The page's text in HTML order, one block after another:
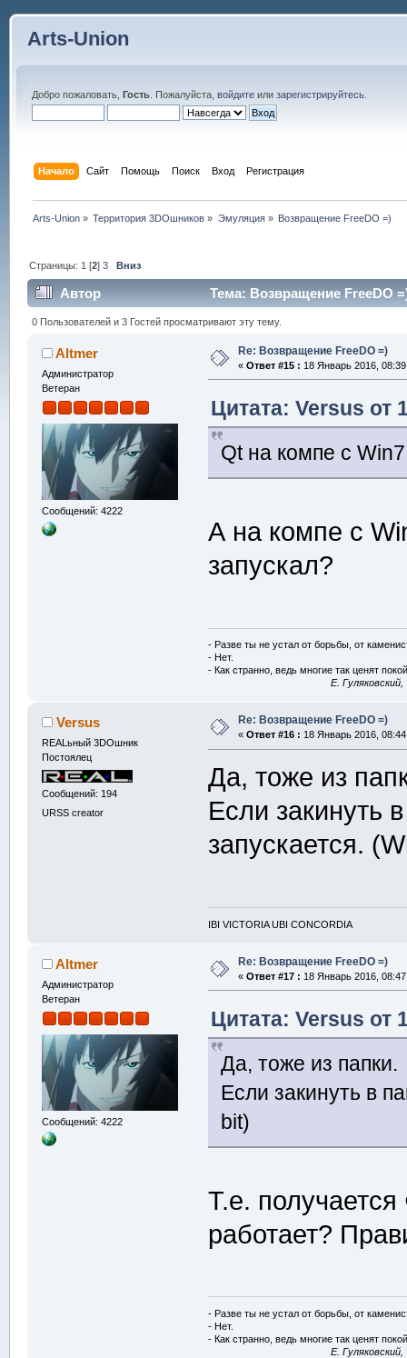
Arts-Union
Добро пожаловать, Гость. Пожалуйста, войдитеили зарегистрируйтесь.
Начало Сайт Помощь Поиск Вход Регистрация
Arts-Union » Территория 3DOшников » Эмуляция» Возвращение FreeDO =)
Страницы: 1 [2]3 Вниз
Автор Тема: Возвращение FreeDO
0 Пользователей и 3 Гостей просматривают эту тему.
Altmer
Администратор
Ветеран
Сообщений: 4222
Re: Возвращение FreeDO =)
« Ответ #15 : 18 Январь 2016,
Цитата: Versus от
Qt на компе с
А на компе с
запускал?
- Разве ты не устал от борьбы, от
- Нет.
- Как странно, ведь многие так ценят
E.
Versus
REALьный 3DOшник
Постоялец
Сообщений: 194
URSS creator
Re: Возвращение FreeDO =)
« Ответ #16 : 18 Январь 2016,
Да, тоже из
Если закинуть
запускается.
IBI VICTORIA UBI CONCORDIA
Altmer
Администратор
Ветеран
Сообщений: 4222
Re: Возвращение FreeDO =)
« Ответ #17 : 18 Январь 2016,
Цитата: Versus от
Да, тоже из папки.
Если закинуть в
bit)
Т.е.
работает?
- Разве ты не устал от борьбы, от
- Нет.
- Как странно, ведь многие так ценят
E.